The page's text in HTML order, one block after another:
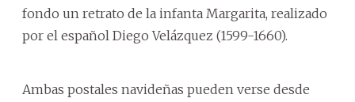
fondo un retrato de la infanta Margarita, realizado
por el español Diego Velázquez (1599-1660).
Ambas postales navideñas pueden verse desde